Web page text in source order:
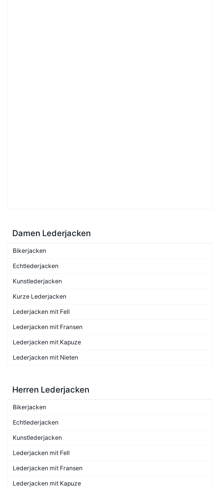
Damen Lederjacken
Bikerjacken
Echtlederjacken
Kunstlederjacken
Kurze Lederjacken
Lederjacken mit Fell
Lederjacken mit Fransen
Lederjacken mit Kapuze
Lederjacken mit Nieten
Herren Lederjacken
Bikerjacken
Echtlederjacken
Kunstlederjacken
Lederjacken mit Fell
Lederjacken mit Fransen
Lederjacken mit Kapuze